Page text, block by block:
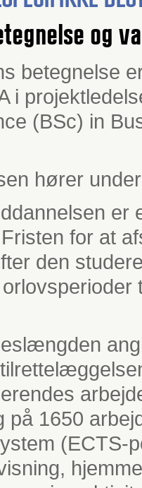
og
betegnelse
i
(BSc) in
hører
er
for at
den
på 1650
(ECTS-